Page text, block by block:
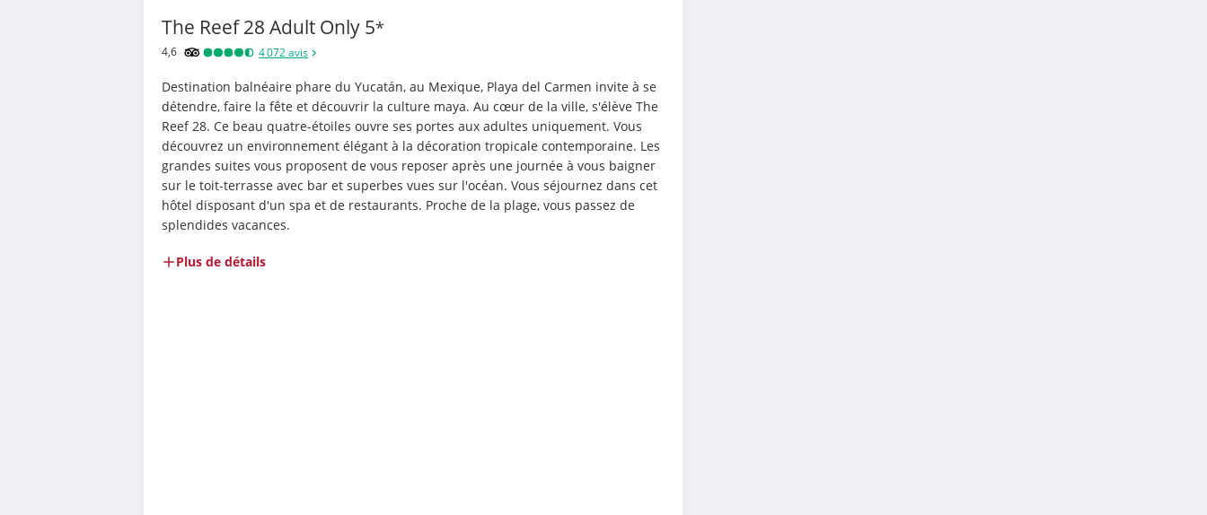
The Reef 28 Adult Only 5*
4,6 4 072avis
Destination balnéaire phare du Yucatán, au Mexique, Playa del Carmen invite à se
détendre, faire la fête et découvrir la culture maya. Au cœur de la ville, s'élève The
Reef 28. Ce beau quatre-étoiles ouvre ses portes aux adultes uniquement. Vous
découvrez un environnement élégant à la décoration tropicale contemporaine. Les
grandes suites vous proposent de vous reposer après une journée à vous baigner
sur le toit-terrasse avec bar et superbes vues sur l'océan. Vous séjournez dans cet
hôtel disposant d'un spa et de restaurants. Proche de la plage, vous passez de
splendides vacances.
Plus de détails